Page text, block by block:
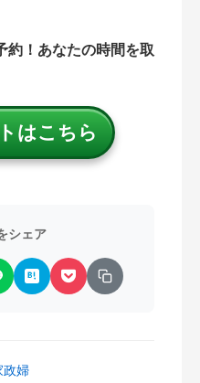
！あなたの時間を取
はこちら
シェア
政婦